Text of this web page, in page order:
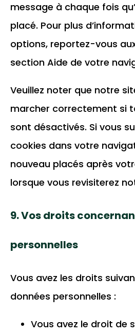
message à chaque fois
placé. Pour plus
options, reportez-vous
section Aide de votre
Veuillez noter que notre
marcher correctement si
sont désactivés. Si vous
cookies dans votre
nouveau placés après
lorsque vous revisiterez
9. Vos droits
personnelles
Vous avez les droits
données personnelles :
Vous avez le droit de